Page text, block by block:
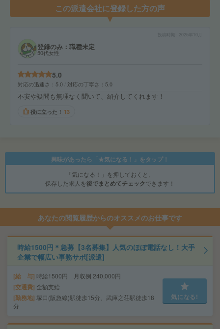
この派遣会社に登録した方の声
2025年10月
登録のみ：職種未定
50代女性
5.0
対応の迅速さ 5.0 対応の丁寧さ 5.0
不安や疑問も無理なく聞いて、紹介してくれます！
役に立った！ 13
興味があったら「★気になる！」をタップ！
「気になる！」を押しておくと、
保存した求人を後でまとめてチェックできます！
あなたの閲覧履歴からのオススメのお仕事です
時給1500円＊急募【3名募集】人気のほぼ電話なし！大手
企業で幅広い事務サポ[派遣]
給 与 時給1500円 月収例 240,000円
交通費 全額支給
勤務地 塚口(阪急線)駅徒歩15分、武庫之荘駅徒歩18
分
気になる!